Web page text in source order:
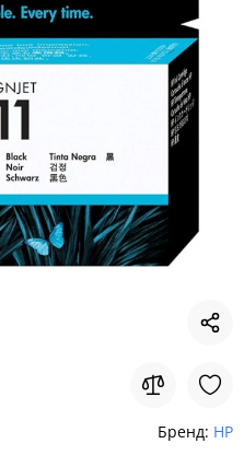
Бренд: HP